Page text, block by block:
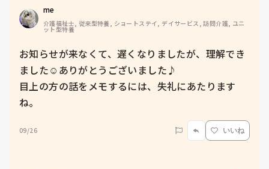
me
介護福祉士, 従来型特養, ショートステイ, デイサービス, 訪問介護, ユニ
ット型特養
お知らせが来なくて、遅くなりましたが、理解でき
ました☺️ありがとうございました♪
目上の方の話をメモするには、失礼にあたります
ね。
09/26 いいね